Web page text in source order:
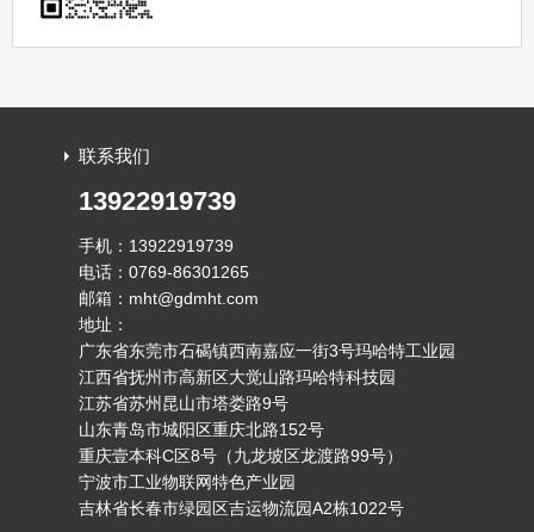
联系我们
13922919739
手机：13922919739
电话：0769-86301265
邮箱：mht@gdmht.com
地址：
广东省东莞市石碣镇西南嘉应一街3号玛哈特工业园
江西省抚州市高新区大觉山路玛哈特科技园
江苏省苏州昆山市塔娄路9号
山东青岛市城阳区重庆北路152号
重庆壹本科C区8号（九龙坡区龙渡路99号）
宁波市工业物联网特色产业园
吉林省长春市绿园区吉运物流园A2栋1022号